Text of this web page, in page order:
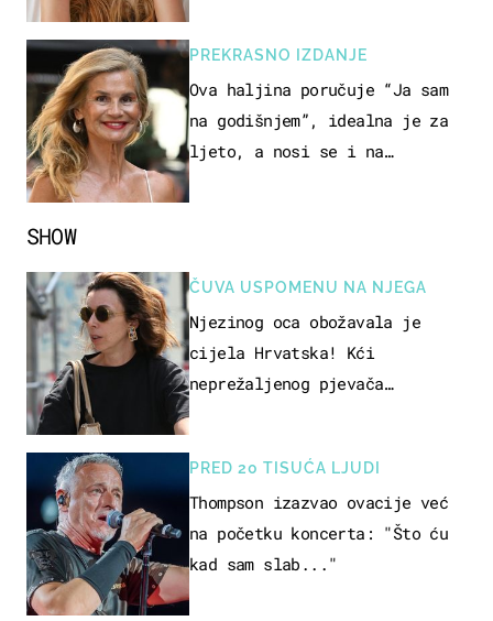
SHOW
ČUVA USPOMENU NA NJEGA
Njezinog oca obožavala je
cijela Hrvatska! Kći
neprežaljenog pjevača
PRED 20 TISUĆA LJUDI
Thompson izazvao ovacije već
na početku koncerta: "Što ću
kad sam slab..."
PREKRASNO IZDANJE
Ova haljina poručuje “Ja sam
na godišnjem”, idealna je za
ljeto, a nosi se i na